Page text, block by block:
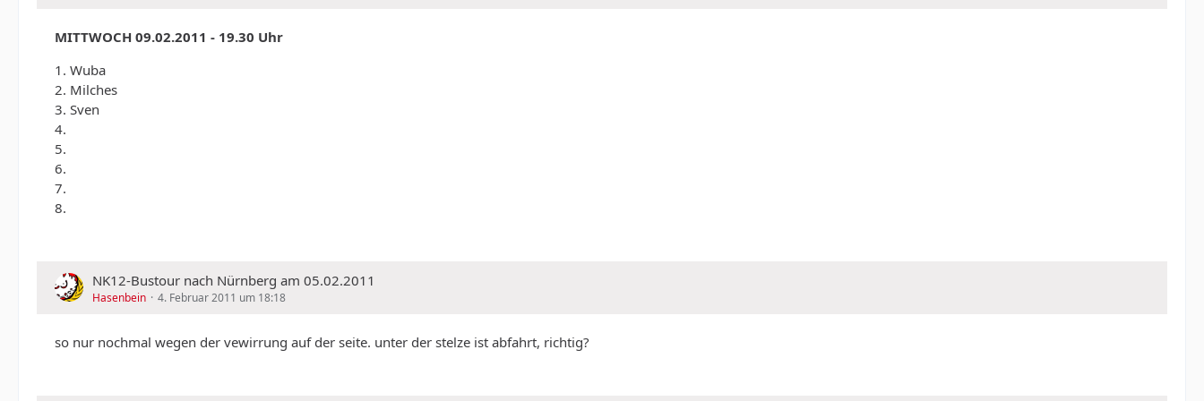
MITTWOCH 09.02.2011 - 19.30 Uhr
1. Wuba
2. Milches
3. Sven
4.
5.
6.
7.
8.
NK12-Bustour nach Nürnberg am 05.02.2011
Hasenbein 4. Februar 2011 um 18:18
so nur nochmal wegen der vewirrung auf der seite. unter der stelze ist abfahrt, richtig?